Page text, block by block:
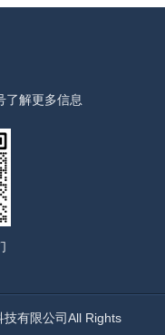
了解更多信息
有限公司All Rights